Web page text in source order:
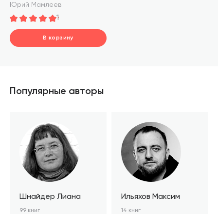
Юрий Мамлеев
1
В корзину
Популярные авторы
Шнайдер Лиана
99 книг
Ильяхов Максим
14 книг